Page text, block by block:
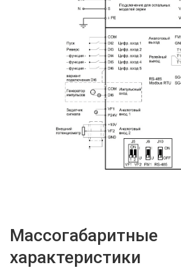
Массогабаритные
характеристики